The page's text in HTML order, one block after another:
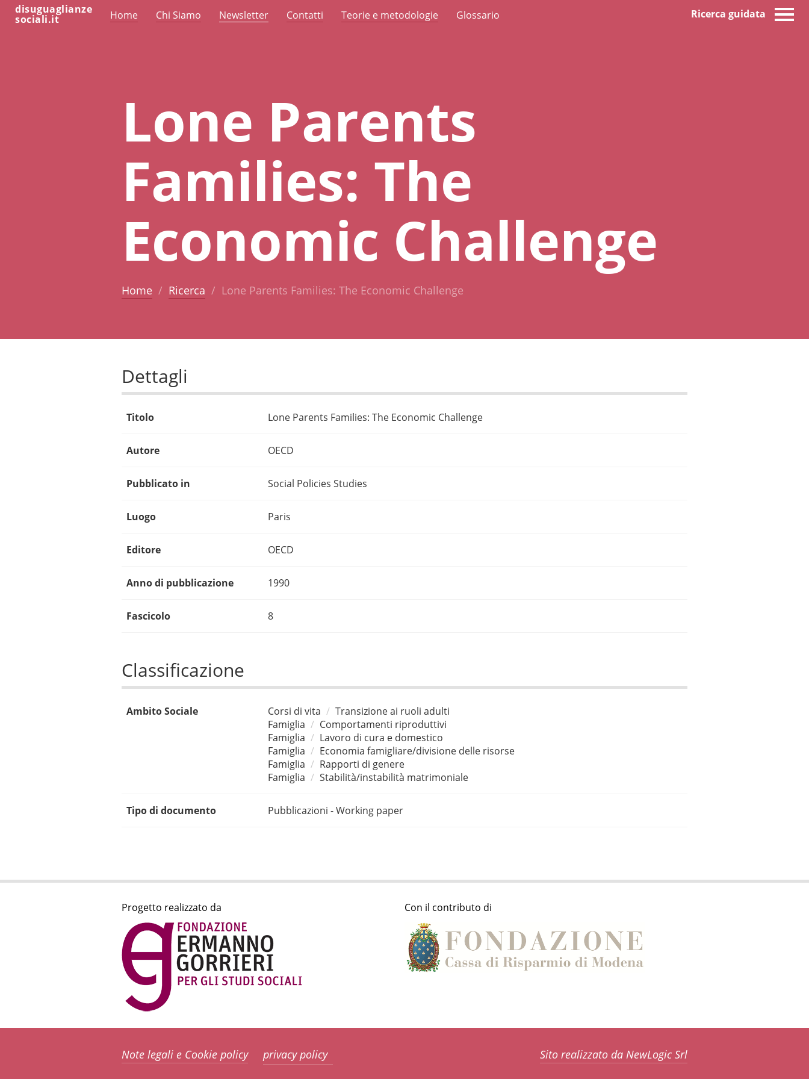
disuguaglianze
sociali.it Home Chi Siamo Newsletter Contatti Teorie e metodologie Glossario Ricerca guidata
Lone Parents
Families: The
Economic Challenge
Home Ricerca Lone Parents Families: The Economic Challenge
Dettagli
Titolo Lone Parents Families: The Economic Challenge
Autore OECD
Pubblicato in Social Policies Studies
Luogo Paris
Editore OECD
Anno di pubblicazione 1990
Fascicolo 8
Classificazione
Ambito Sociale Corsi di vita
Transizione ai ruoli adulti
Famiglia
Comportamenti riproduttivi
Famiglia
Lavoro di cura e domestico
Famiglia
Economia famigliare/divisione delle risorse
Famiglia
Rapporti di genere
Famiglia
Stabilità/instabilità matrimoniale
Tipo di documento Pubblicazioni - Working paper
Progetto realizzato da Con il contributo di
Note legali e Cookie policy privacy policy Sito realizzato da NewLogic Srl